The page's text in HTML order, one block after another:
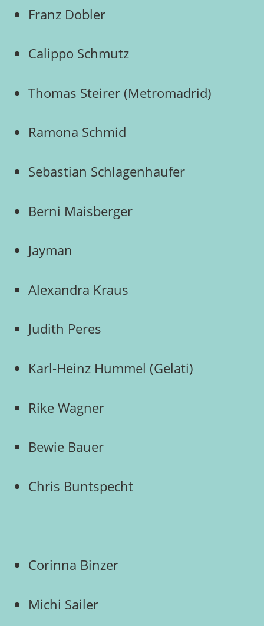
Franz Dobler
Calippo Schmutz
Thomas Steirer (Metromadrid)
Ramona Schmid
Sebastian Schlagenhaufer
Berni Maisberger
Jayman
Alexandra Kraus
Judith Peres
Karl-Heinz Hummel (Gelati)
Rike Wagner
Bewie Bauer
Chris Buntspecht
Corinna Binzer
Michi Sailer